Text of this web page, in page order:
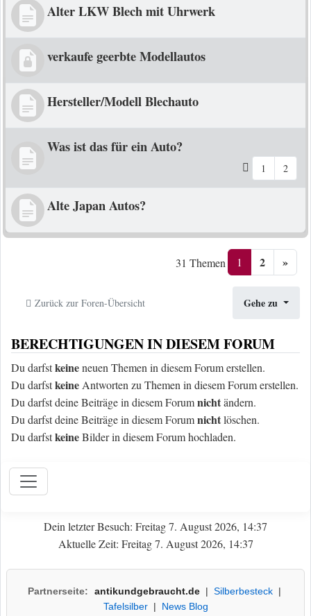
Alter LKW Blech mit Uhrwerk
verkaufe geerbte Modellautos
Hersteller/Modell Blechauto
Was ist das für ein Auto?
1 2
Alte Japan Autos?
31 Themen 1 2 »
Zurück zur Foren-Übersicht Gehe zu
BERECHTIGUNGEN IN DIESEM FORUM
Du darfstkeineneuen Themen in diesem Forum erstellen.
Du darfstkeine Antworten zu Themen in diesem Forum erstellen.
Du darfst deine Beiträge in diesem Forumnichtändern.
Du darfst deine Beiträge in diesem Forumnichtlöschen.
Du darfstkeineBilder in diesem Forum hochladen.
Dein letzter Besuch: Freitag 7. August 2026, 14:37
Aktuelle Zeit: Freitag 7. August 2026, 14:37
Partnerseite: antikundgebraucht.de| Silberbesteck|
Tafelsilber| News Blog